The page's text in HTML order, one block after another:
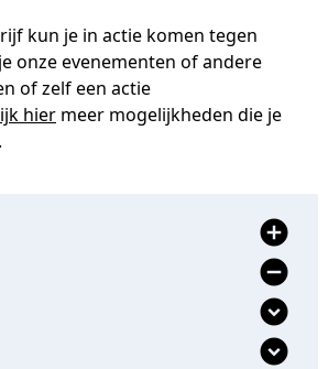
kun je in actie komen tegen
onze evenementen of andere
of zelf een actie
hier meer mogelijkheden die je
add_circle
remove_circle
expand_circle_down
expand_circle_down